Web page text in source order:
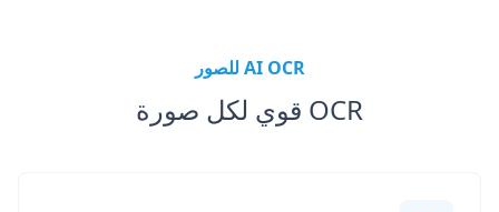
AI OCR للصور
OCR قوي لكل صورة